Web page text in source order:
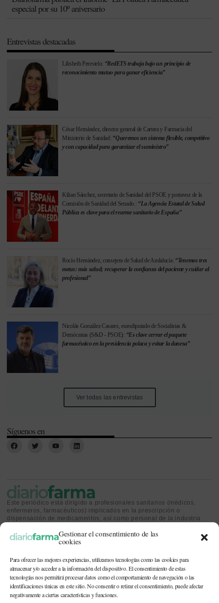
Gestionar el consentimiento de las
cookies
Para ofrecer las mejores experiencias, utilizamos tecnologías como las cookies para
almacenar y/o acceder a la información del dispositivo. El consentimiento de estas
tecnologías nos permitirá procesar datos como el comportamiento de navegación o las
identificaciones únicas en este sitio. No consentir o retirar el consentimiento, puede afectar
negativamente a ciertas características y funciones.
especial por su 10º aniversario
Entrevistas destacadas
Lilisbeth Perestelo: “RedETS trabaja bajo un principio de
reconocimiento mutuo para ganar eficiencia”
César Hernández, director general de Cartera y Farmacia del
Ministerio de Sanidad: “Queremos un sistema flexible, competitivo
y con capacidad para garantizar el suministro”
Kilian Sánchez, secretario de Sanidad del PSOE y portavoz de la
Comisión de Sanidad del Senado.: “La Agencia Estatal de Salud
Pública es clave para el rearme sanitario de España”
Rocío Hernández, consejera de Salud de Andalucía: “Tenemos tres
metas: más salud; recuperar la confianza del paciente y cuidar al
profesional”
Nicolás González Casares, eurodiputado de Socialistas &
Demócratas (S&D - PSOE): “Es clave cerrar el paquete
farmacéutico en la presidencia polaca y evitar la danesa”
Ver todas las entrevistas
Síguenos en
Este periódico está dirigido a profesionales sanitarios (médicos,
enfermeros, farmacéuticos) implicados en la prescripción o
dispensación de medicamentos, así como personal de la industria
sanitaria.
CONTACTO Y QUIÉNES SOMOS|POLÍTICA DE COOKIES|POLÍTICA DE